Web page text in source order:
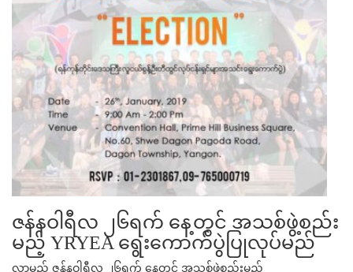
ဇန်နဝါရီလ ၂၆ရက် နေ့တွင် အသစ်ဖွဲ့စည်း
မည့် YRYEA ရွေးကောက်ပွဲပြုလုပ်မည်
လာမည့် ဇန်နဝါရီလ ၂၆ရက် နေတွင် အသစ်ဖွဲ့စည်းမည့်